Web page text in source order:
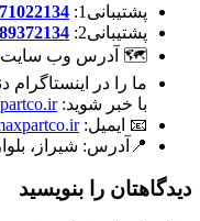
پشتیبانی1:
پشتیبانی2:
🗺 آدرس وب
ما را در اینستاگرام
با خبر شوید:
📧 ایمیل:
📍آدرس: شیراز،
دیدگاهتان را بنویسید